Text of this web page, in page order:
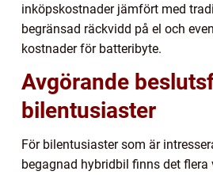
inköpskostnader jämfört med
begränsad räckvidd på el och
kostnader för batteribyte.
Avgörande
bilentusiaster
För bilentusiaster som är
begagnad hybridbil finns det